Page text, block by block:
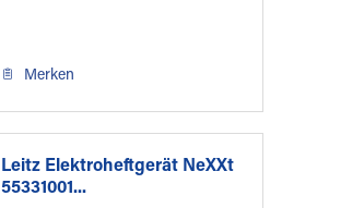
Merken
Leitz Elektroheftgerät NeXXt
55331001...